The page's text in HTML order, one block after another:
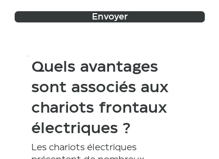
Envoyer
Quels avantages
sont associés aux
chariots frontaux
électriques ?
Les chariots électriques